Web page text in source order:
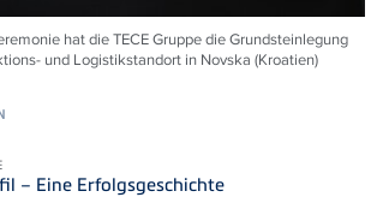
hat die TECE Gruppe die Grundsteinlegung
und Logistikstandort in Novska (Kroatien)
– Eine Erfolgsgeschichte